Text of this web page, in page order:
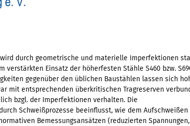
durch geometrische und materielle Imperfektionen
verstärkten Einsatz der höherfesten Stähle S460 bzw.
gegenüber den üblichen Baustählen lassen sich
mit entsprechenden überkritischen Tragreserven
bzgl. der Imperfektionen verhalten. Die
Schweißprozesse beeinflusst, wie dem Aufschweißen
Bemessungsansätzen (reduzierten Spannungen,